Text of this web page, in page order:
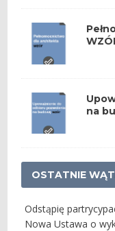
na
OSTATNIE
Odstąpię
Nowa Ustawa o